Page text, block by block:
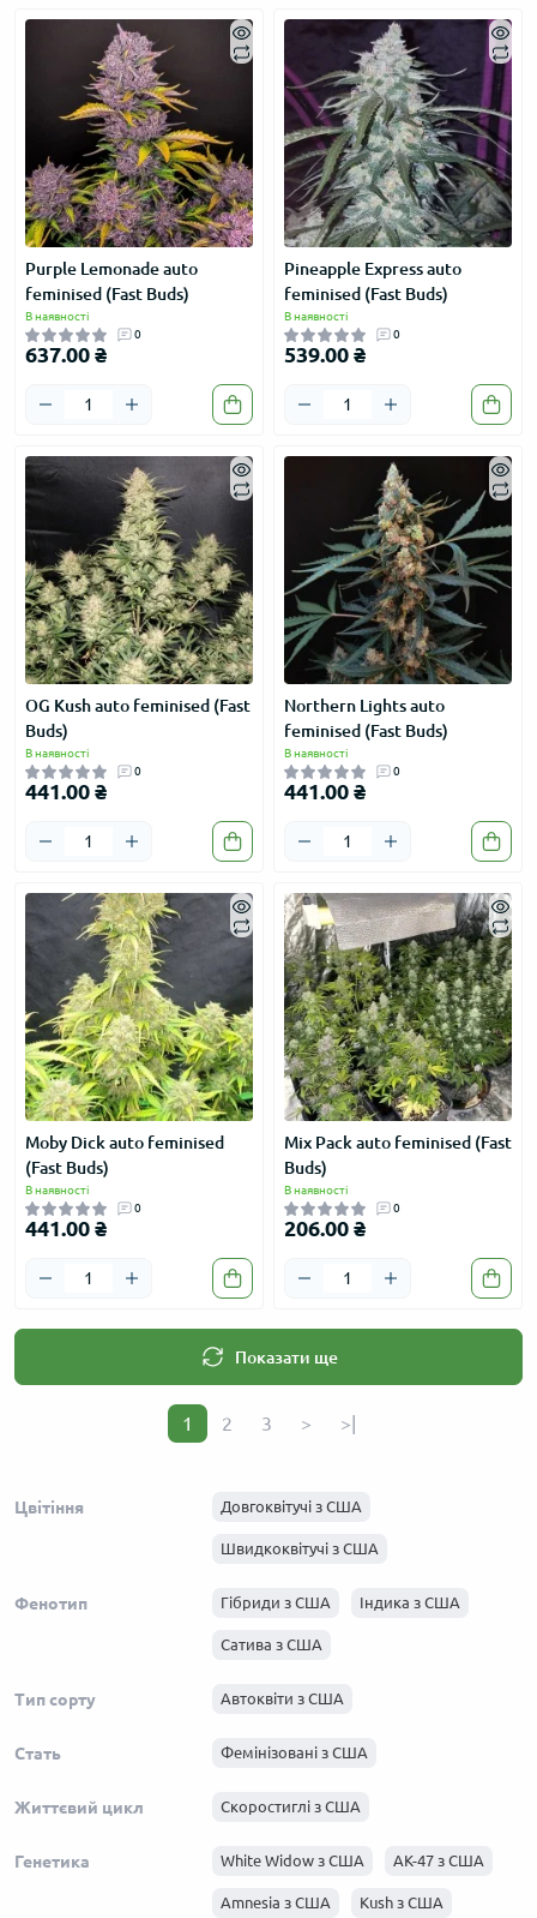
Purple Lemonade auto
feminised (Fast Buds)
В наявності
0
637.00 ₴
Pineapple Express auto
feminised (Fast Buds)
В наявності
0
539.00 ₴
OG Kush auto feminised (Fast
Buds)
В наявності
0
441.00 ₴
Northern Lights auto
feminised (Fast Buds)
В наявності
0
441.00 ₴
Moby Dick auto feminised
(Fast Buds)
В наявності
0
441.00 ₴
Mix Pack auto feminised (Fast
Buds)
В наявності
0
206.00 ₴
Показати ще
1 2 3 > >|
Цвітіння Довгоквітучі з США
Швидкоквітучі з США
Фенотип Гібриди з США Індика з США
Сатива з США
Тип сорту Автоквіти з США
Стать Фемінізовані з США
Життєвий цикл Скоростиглі з США
Генетика White Widow з США АК-47 з США
Amnesia з США Kush з США